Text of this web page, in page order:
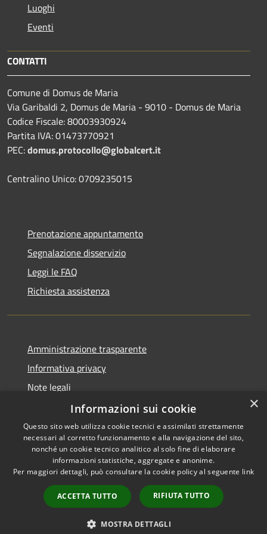
Luoghi
Eventi
CONTATTI
Comune di Domus de Maria
Via Garibaldi 2, Domus de Maria - 9010 - Domus de Maria
Codice Fiscale: 80003930924
Partita IVA: 01473770921
PEC:domus.protocollo@globalcert.it
Centralino Unico: 0709235015
Prenotazione appuntamento
Segnalazione disservizio
Leggi le FAQ
Richiesta assistenza
Amministrazione trasparente
Informativa privacy
Note legali
Dichiarazione di accessibilità
RSS
Accessibilità
Copyright © 2026 • Comune di
Municipium•
Accesso
redazione
×
Informazioni sui cookie
Questo sito web utilizza cookie tecnici e assimilati strettamente
necessari al corretto funzionamento e alla navigazione del sito,
nonché un cookie tecnico analitico al solo fine di elaborare
informazioni statistiche, aggregate e anonime.
Per maggiori dettagli, può consultare la cookie policy al seguente link
ACCETTA TUTTO RIFIUTA TUTTO
MOSTRA DETTAGLI